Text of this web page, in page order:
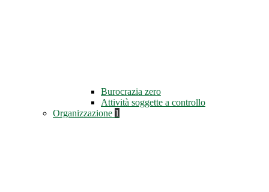
Burocrazia zero
Attività soggette a controllo
Organizzazione 1